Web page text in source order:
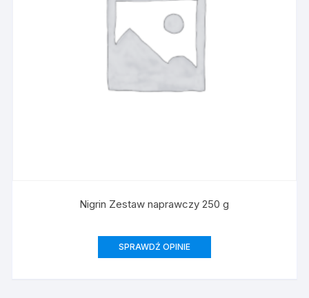
Nigrin Zestaw naprawczy 250 g
SPRAWDŹ OPINIE